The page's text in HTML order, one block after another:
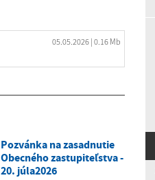
05.05.2026 | 0.16 Mb
Pozvánka na zasadnutie
Obecného zastupiteľstva -
20. júla2026